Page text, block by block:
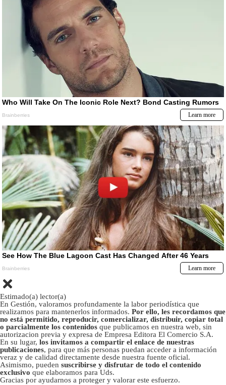
Estimado(a) lector(a)
En Gestión, valoramos profundamente la labor periodística que
realizamos para mantenerlos informados. Por ello, les recordamos que
no está permitido, reproducir, comercializar, distribuir, copiar total
o parcialmente los contenidos que publicamos en nuestra web, sin
autorizacion previa y expresa de Empresa Editora El Comercio S.A.
En su lugar, los invitamos a compartir el enlace de nuestras
publicaciones, para que más personas puedan acceder a información
veraz y de calidad directamente desde nuestra fuente oficial.
Asimismo, pueden suscribirse y disfrutar de todo el contenido
exclusivo que elaboramos para Uds.
Gracias por ayudarnos a proteger y valorar este esfuerzo.